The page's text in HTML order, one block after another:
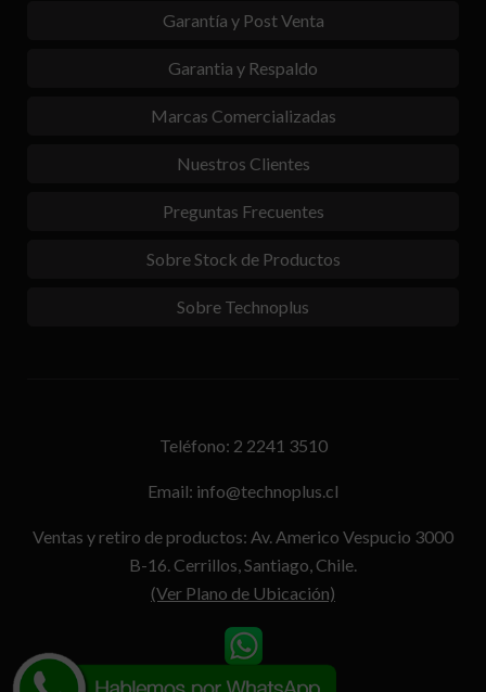
Garantía y Post Venta
Garantia y Respaldo
Marcas Comercializadas
Nuestros Clientes
Preguntas Frecuentes
Sobre Stock de Productos
Sobre Technoplus
Teléfono: 2 2241 3510
Email: info@technoplus.cl
Ventas y retiro de productos: Av. Americo Vespucio 3000
B-16. Cerrillos, Santiago, Chile.
(Ver Plano de Ubicación)